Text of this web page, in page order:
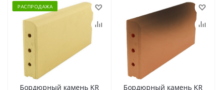
РАСПРОДАЖА
Бордюрный камень KR
Бордюрный камень KR